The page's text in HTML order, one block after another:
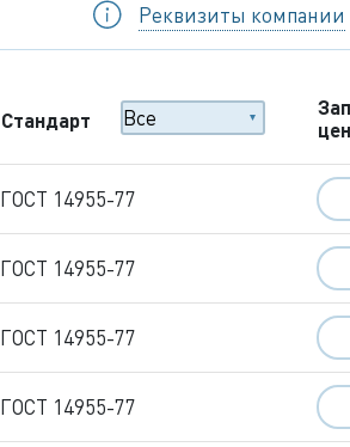
Реквизиты компании
Стандарт
ГОСТ 14955-77
ГОСТ 14955-77
ГОСТ 14955-77
ГОСТ 14955-77